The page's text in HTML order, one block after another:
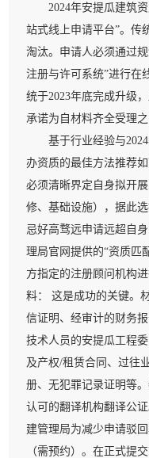
2024年安提瓜建筑资
站式线上申请平台”。传
淘汰。申请人必须通过
注册与许可系统”进行在
统于2023年底完成升级
承诺为自材料齐全受理
基于行业经验与2024
办资质的最佳方法推荐
必须清晰界定自身拟开
修、基础设施），据此
忌好高骛远申请远超自
理局官网提供的“资质匹
方指定的注册顾问机构
料： 这是成功的关键。
信证明、经审计的财务
技术人员的安提瓜工程
及产权/租赁合同、过往
册、无犯罪记录证明等
认可的翻译机构翻译公
建管理局为减少申请驳
（需预约）。在正式提